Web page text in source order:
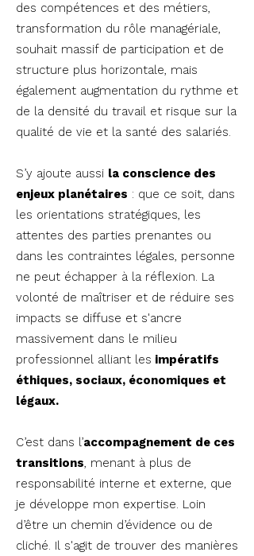
des compétences et des métiers,
transformation du rôle managériale,
souhait massif de participation et de
structure plus horizontale, mais
également augmentation du rythme et
de la densité du travail et risque sur la
qualité de vie et la santé des salariés.
S’y ajoute aussi la conscience des
enjeux planétaires : que ce soit, dans
les orientations stratégiques, les
attentes des parties prenantes ou
dans les contraintes légales, personne
ne peut échapper à la réflexion. La
volonté de maîtriser et de réduire ses
impacts se diffuse et s'ancre
massivement dans le milieu
professionnel alliant les impératifs
éthiques, sociaux, économiques et
légaux.
C’est dans l’accompagnement de ces
transitions, menant à plus de
responsabilité interne et externe, que
je développe mon expertise. Loin
d’être un chemin d’évidence ou de
cliché. Il s'agit de trouver des manières